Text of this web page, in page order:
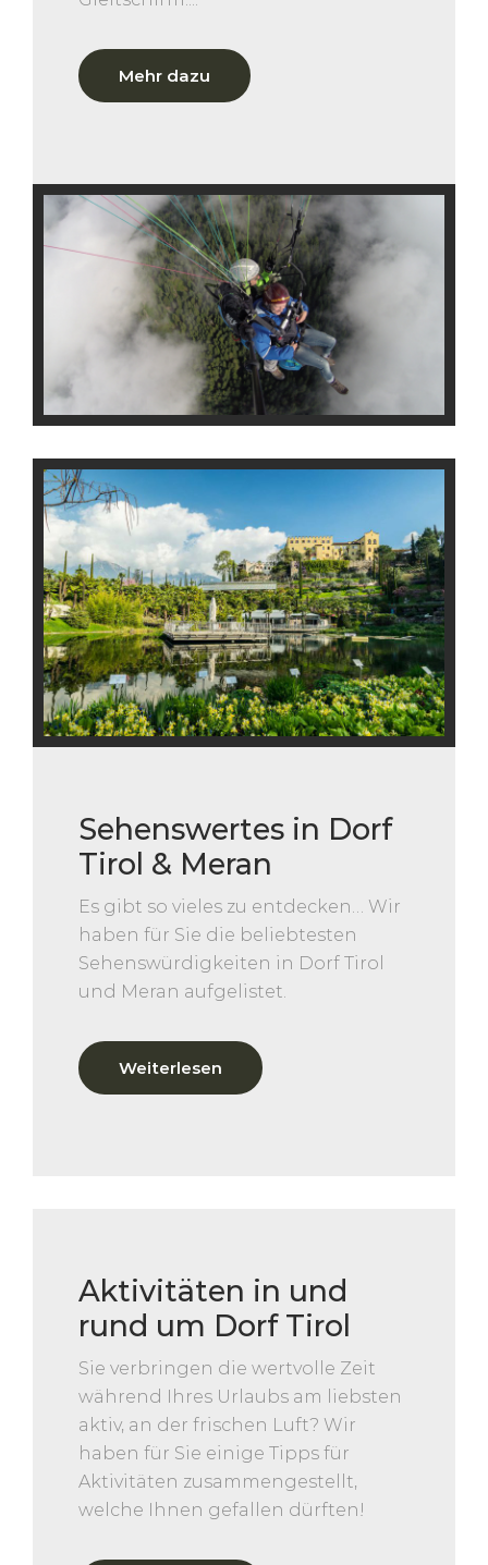
Mehr dazu
Sehenswertes in Dorf
Tirol & Meran
Es gibt so vieles zu entdecken… Wir
haben für Sie die beliebtesten
Sehenswürdigkeiten in Dorf Tirol
und Meran aufgelistet.
Weiterlesen
Aktivitäten in und
rund um Dorf Tirol
Sie verbringen die wertvolle Zeit
während Ihres Urlaubs am liebsten
aktiv, an der frischen Luft? Wir
haben für Sie einige Tipps für
Aktivitäten zusammengestellt,
welche Ihnen gefallen dürften!